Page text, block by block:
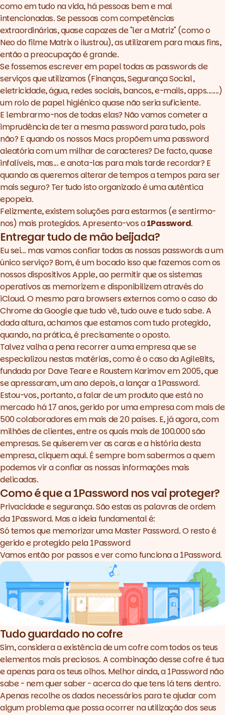
como em tudo na vida, há pessoas bem e mal
intencionadas. Se pessoas com competências
extraordinárias, quase capazes de "ler a Matriz" (como o
Neo do filme Matrix o ilustrou), as utilizarem para maus fins,
então a preocupação é grande.
Se fossemos escrever em papel todas aspasswordsde
serviços que utilizamos (Finanças, Segurança Social,
eletricidade, água, redes sociais, bancos, e-mails, apps.......)
um rolo de papel higiénico quase não seria suficiente.
E lembrarmo-nos de todas elas? Não vamos cometer a
imprudência de ter a mesmapasswordpara tudo, pois
não? E quando os nossos Macs propõem umapassword
aleatória com um milhar de caracteres? De facto, quase
infalíveis, mas... e anota-las para mais tarde recordar? E
quando as queremos alterar de tempos a tempos para ser
mais seguro? Ter tudo isto organizado é uma autêntica
epopeia.
Felizmente, existem soluções para estarmos (e sentirmo-
nos) mais protegidos. Apresento-vos a1Password.
Entregar tudo de mão beijada?
Eu sei... mas vamos confiar todas as nossaspasswordsa um
único serviço? Bom, é um bocado isso que fazemos com os
nossos dispositivos Apple, ao permitir que os sistemas
operativos as memorizem e disponibilizem através do
iCloud. O mesmo parabrowsersexternos como o caso do
Chrome da Google que tudo vê, tudo ouve e tudo sabe. A
dada altura, achamos que estamos com tudo protegido,
quando, na prática, é precisamente o oposto.
Talvez valha a pena recorrer a uma empresa que se
especializou nestas matérias, como é o caso daAgileBits,
fundada porDave TeareeRoustem Karimovem 2005, que
se apressaram, um ano depois, a lançar a 1Password.
Estou-vos, portanto, a falar de um produto que está no
mercado há 17 anos, gerido por uma empresa com mais de
500 colaboradores em mais de 20 países. E, já agora, com
milhões de clientes, entre os quais mais de 100.000 são
empresas. Se quiserem ver as caras e a história desta
empresa,cliquem aqui. É sempre bom sabermos a quem
podemos vir a confiar as nossas informações mais
delicadas.
Como é que a 1Password nos vai proteger?
Privacidade e segurança. São estas as palavras de ordem
da1Password. Mas a ideia fundamental é:
Só temos que memorizar uma Master Password. O resto é
gerido e protegido pela 1Password
Vamos então por passos e ver como funciona a 1Password.
Tudo guardado no cofre
Sim, considera a existência de um cofre com todos os teus
elementos mais preciosos. A combinação desse cofre é tua
e apenas para os teus olhos. Melhor ainda, a1Passwordnão
sabe - nem quer saber - acerca do que tens lá tens dentro.
Apenas recolhe os dados necessários para te ajudar com
algum problema que possa ocorrer na utilização dos seus